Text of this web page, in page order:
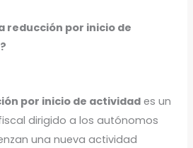
reducción por inicio de
por inicio de actividad es un
dirigido a los autónomos
una nueva actividad